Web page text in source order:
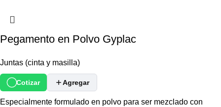
Pegamento en Polvo Gyplac
Juntas (cinta y masilla)
Cotizar Agregar
Especialmente formulado en polvo para ser mezclado con